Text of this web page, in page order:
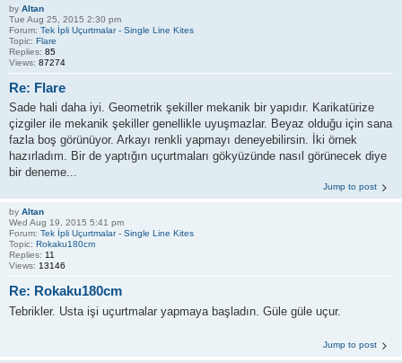
by Altan
Tue Aug 25, 2015 2:30 pm
Forum: Tek İpli Uçurtmalar - Single Line Kites
Topic: Flare
Replies: 85
Views: 87274
Re: Flare
Sade hali daha iyi. Geometrik şekiller mekanik bir yapıdır. Karikatürize
çizgiler ile mekanik şekiller genellikle uyuşmazlar. Beyaz olduğu için sana
fazla boş görünüyor. Arkayı renkli yapmayı deneyebilirsin. İki örnek
hazırladım. Bir de yaptığın uçurtmaları gökyüzünde nasıl görünecek diye
bir deneme...
Jump to post
by Altan
Wed Aug 19, 2015 5:41 pm
Forum: Tek İpli Uçurtmalar - Single Line Kites
Topic: Rokaku180cm
Replies: 11
Views: 13146
Re: Rokaku180cm
Tebrikler. Usta işi uçurtmalar yapmaya başladın. Güle güle uçur.
Jump to post